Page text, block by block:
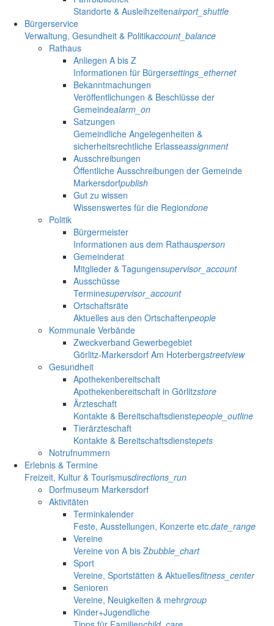
Standorte & Ausleihzeitenairport_shuttle
Bürgerservice
Verwaltung, Gesundheit & Politikaccount_balance
Rathaus
Anliegen A bis Z
Informationen für Bürgersettings_ethernet
Bekanntmachungen
Veröffentlichungen & Beschlüsse der
Gemeindealarm_on
Satzungen
Gemeindliche Angelegenheiten &
sicherheitsrechtliche Erlasseassignment
Ausschreibungen
Öffentliche Ausschreibungen der Gemeinde
Markersdorfpublish
Gut zu wissen
Wissenswertes für die Regiondone
Politik
Bürgermeister
Informationen aus dem Rathausperson
Gemeinderat
Mitglieder & Tagungensupervisor_account
Ausschüsse
Terminesupervisor_account
Ortschaftsräte
Aktuelles aus den Ortschaftenpeople
Kommunale Verbände
Zweckverband Gewerbegebiet
Görlitz-Markersdorf Am Hoterbergstreetview
Gesundheit
Apothekenbereitschaft
Apothekenbereitschaft in Görlitzstore
Ärzteschaft
Kontakte & Bereitschaftsdienstepeople_outline
Tierärzteschaft
Kontakte & Bereitschaftsdienstepets
Notrufnummern
Erlebnis & Termine
Freizeit, Kultur & Tourismusdirections_run
Dorfmuseum Markersdorf
Aktivitäten
Terminkalender
Feste, Ausstellungen, Konzerte etc.date_range
Vereine
Vereine von A bis Zbubble_chart
Sport
Vereine, Sportstätten & Aktuellesfitness_center
Senioren
Vereine, Neuigkeiten & mehrgroup
Kinder+Jugendliche